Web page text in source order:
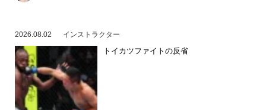
2026.08.02 インストラクター
トイカツファイトの反省